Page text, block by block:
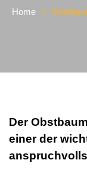
Home >
Der
einer der